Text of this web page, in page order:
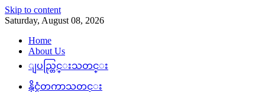
Skip to content
Saturday, August 08, 2026
Home
About Us
ျပည္တြင္းသတင္း
နိုင္ငံတကာသတင္း